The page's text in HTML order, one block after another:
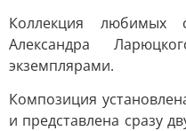
Коллекция любимых
Александра
экземплярами.
Композиция
и представлена сразу